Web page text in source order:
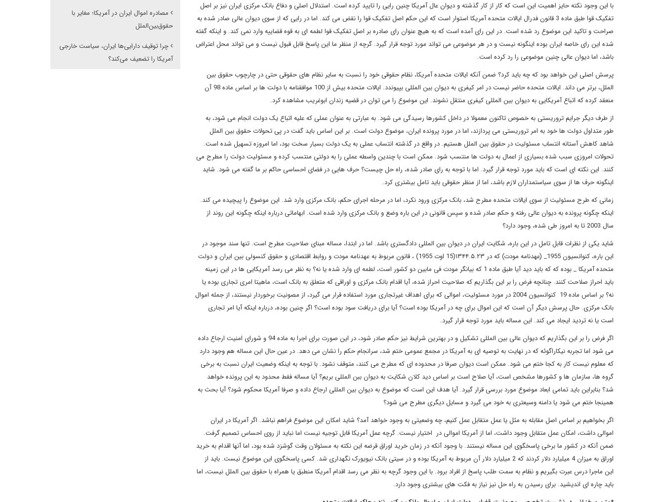
با این وجود نکته حایز اهمیت این است که کار از کار گذشته و دیوان عال آمریکا چنین رایی را تایید کرده است. استدلال اصلی و دفاع بانک مرکزی ایران نیز بر اصل
تفکیک قوا طبق ماده 3 قانون فدرال ایالات متحده آمریکا استوار است که این حکم اصل تفکیک قوا را نقض می کند. اما در رایی که از سوی دیوان عالی صادر شده به
صراحت و تاکید این موضوع رد شده است. در این رای آمده است که به هیچ عنوان رای صادره بر اصل تفکیک قوا لطمه ای به قوه قضاییه وارد نمی کند. و اینکه گفته
شده این رای خاصه ایران بوده اینگونه نیست و در هر موضوعی می تواند مورد توجه قرار گیرد. گرچه از منظر ما این پاسخ قابل قبول نیست و می تواند محل اعتراض
باشد، اما دیوان عالی چنین موضوعی را رد کرده است.
پرسش اصلی این خواهد بود که چه باید کرد؟ ضمن آنکه ایالات متحده آمریکا، نظام حقوقی خود را نسبت به سایر نظام های حقوقی حتی در چارچوب حقوق بین
الملل، برتر می داند. ایالات متحده حاضر نیست در امر کیفری به دیوان بین المللی بپیوندد. ایالات متحده بیش از 100 موافقنامه با دولت ها بر اساس ماده 98 آن
منعقد کرده که اتباع آمریکایی به دیوان بین المللی کیفری منتقل نشوند. این موضوع را می توان در قضیه زندان ابوغریب مشاهده کرد.
از طرف دیگر جرایم تروریستی به خصوص تاکنون معمولا در داخل کشورها رسیدگی می شود. به عبارتی به عنوان عملی که علیه اتباع یک دولت انجام می شود، به
طور متداول دولت ها خود به امر تروریستی می پردازند، اما در مورد پرونده ایران، موضوع دولت است. بر این اساس باید گفت در پی تحولات حقوق بین الملل
شاهد کاهش آستانه انتساب مسئولیت در حقوق بین الملل هستیم. در واقع در گذشته انتساب عملی به یک دولت بسیار سخت بود، اما امروزه تسهیل شده است.
تحولات امروزی سبب شده بسیاری از اعمال به دولت ها منتسب شود. ممکن است با چندین واسطه عملی را به دولتی منتسب کرده و مسئولیت دولت را مطرح می
کنند. این نکته ای است که باید مورد توجه قرار گیرد. اما با توجه به رای صادر شده، راه حل چیست؟ حرف هایی در فضای احساسی حاکم بر ما گفته می شود. شاید
اینگونه حرف ها از سوی سیاستمداران لازم باشد، اما از منظر حقوقی باید تامل بیشتری کرد.
زمانی که طرح مسئولیت از سوی ایالات متحده مطرح شد، بانک مرکزی ورود نکرد، اما در مرحله اجرای حکم، بانک مرکزی وارد شد. این موضوع را پیچیده می کند.
اینکه چگونه پرونده به دیوان عالی رفته و حکم صادر شده و سپس قانونی در این باره وضع و بانک مرکزی وارد شده است. ابهاماتی درباره اینکه چگونه این روند از
سال 2003 تا به امروز طی شده، وجود دارد؟
شاید یکی از نظرات قابل تامل در این باره، شکایت ایران در دیوان بین المللی دادگستری باشد. اما در ابتدا، مساله مبنای صلاحیت مطرح است. تنها سند موجود در
این باره، کنوانسیون 1955_ (عهدنامه مودت) که در ۱۳۴۴.۵.۲۳(15 اوت 1955) ، قانون مربوط به عهدنامه مودت و روابط اقتصادی و حقوق کنسولی بین ایران و دولت
متحده آمریکا _ بوده که که باید دید آیا طبق ماده 1 که بیانگر مودت فی مابین دو کشور است، لطمه ای وارد شده یا نه؟ به نظر می رسد آمریکایی ها در این زمینه
باید احراز صلاحت کنند. چنانچه فرض را بر این بگذاریم که صلاحیت احراز شده، آیا اقدام بانک مرکزی و اوراقی که متعلق به بانک است، ماهیتا امری تجاری بوده یا
نه؟ بر اساس ماده 19 کنوانسیون 2004 در مورد مسئولیت، اموالی که برای اهداف غیرتجاری مورد استفاده قرار می گیرد، از مصونیت برخوردار نیستند، از جمله اموال
بانک مرکزی. حال پرسش دیگر آن است که این اموال برای چه در آمریکا بوده است؟ آیا برای دریافت سود بوده است؟ اگر چنین بوده، درباره اینکه آیا امر تجاری
است یا نه تردید ایجاد می کند. این مساله باید مورد توجه قرار گیرد.
اگر فرض را بر این بگذاریم که دیوان عالی بین المللی تشکیل و در بهترین شرایط نیز حکم صادر شود، در این صورت برای اجرا به ماده 94 و شورای امنیت ارجاع داده
می شود اما تجربه نیکاراگوئه که در نهایت به توصیه ای به آمریکا در مجمع عمومی ختم شد، سرانجام حکم را نشان می دهد. در عین حال این مساله هم وجود دارد
که معلوم نیست کار به کجا ختم می شود. ممکن است دیوان صرفا در محدوده ای که مطرح می کنند، متوقف نشود. با توجه به اینکه وضعیت ایران نسبت به برخی
گروه ها، سازمان ها و کشورها مشخص است، آیا صلاح است بر اساس دید کلان شکایت به دیوان ببن المللی بریم؟ آیا مساله فقط محدود به این پرونده خواهد
شد؟ بنابراین باید تمامی ابعاد موضوع مورد بررسی قرار گیرد. آیا هدف این است که موضوع به دیوان بین المللی ارجاع داده و صرفا آمریکا محکوم شود؟ آیا بحث به
همینجا ختم می شود یا دامنه وسیعتری به خود می گیرد و مسایل دیگری مطرح می شود؟
اگر بخواهیم بر اساس اصل مقابله به مثل یا عمل متقابل عمل کنیم، چه وضعیتی به وجود خواهد آمد؟ شاید امکان این موضوع فراهم نباشد. اگر آمریکا در ایران
اموالی داشت، امکان عمل متقابل وجود داشت، اما از آمریکا اموالی در اختیار نیست. گرچه عمل آمریکا قابل توجیه نیست اما نباید از روی احساس تصمیم گرفت.
ضمن آنکه در کشور ما برخی پاسخگوی این مساله نیستند. با وجود آنکه در زمان خرید اوراق قرضه این نکته به مسئولان وقت گوشزد شده بود، اما آنها اقدام به خرید
اوراق به میزان 4 میلیارد دلار کردند که 2 میلیارد دلار آن مربوط به آمریکا بوده و در سیتی بانک نیویورک نگهداری شد. کسی پاسخگوی این موضوع نیست. باید از
این ماجرا درس عبرت بگیریم و نظام به سمت طلب پاسخ از افراد برود. با این وجود گرچه به نظر می رسد اقدام آمریکا منطبق یا همراه با حقوق بین الملل نیست، اما
باید چاره ای اندیشید. برای رسیدن به راه حل نیز نیاز به فکت های بیشتری وجود دارد.
مصادره اموال ایران در آمریکا؛ مغایر با
حقوق‌بین‌الملل
چرا توقیف دارایی‌ها ایران، سیاست خارجی
آمریکا را تضعیف می‌کند؟